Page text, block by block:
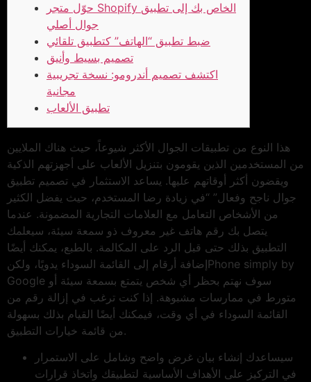
حوّل متجر Shopify الخاص بك إلى تطبيق
جوال أصلي
ضبط تطبيق “الهاتف” كتطبيق تلقائي
تصميم بسيط وأنيق
اكتشف تصميم أندرومو: نسخة تجريبية
مجانية
تطبيق الألعاب
هذا النوع من تطبيقات الجوال الأكثر شيوعاً، حيث هناك الملايين
من المستخدمين الذين يقومون بتنزيل الألعاب على أجهزتهم الذكية
ويقضون أكثر أوقاتهم عليها. يساعد الاستثمار في تصميم تطبيق
جوال ناجح وفعال” “في زيادة رضا المستخدم، حيث يفضل الكثير
من الأشخاص التعامل مع العلامات التجارية المضمونة. عندما
يتصل بك رقم هاتف غير معروف ذو سمعة سيئة، سيعلمك
التطبيق بذلك حتى قبل الرد على المكالمة. بالطبع، يمكنك أيضًا
إضافة أرقام إلى القائمة السوداء يدويًا، ولكنPhone simply by
Google سوف نهتم بحظر أي شخص يتمتع بسمعة سيئة أو
متورط في ممارسات مشبوهة. إذا كنت ترغب في إزالة رقم من
القائمة السوداء في أي وقت، فيمكنك أيضًا القيام بذلك بسهولة
من قائمة خيارات التطبيق.
سيساعدك إنشاء بيان غرض واضح وشامل على الاستمرار
في التركيز على الأهداف الأساسية لتطبيقك واتخاذ قرارات